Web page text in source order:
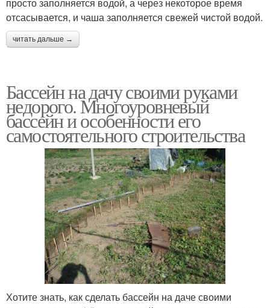
просто заполняется водой, а через некоторое время
отсасывается, и чаша заполняется свежей чистой водой.
читать дальше →
Бассейн на дачу своими руками
недорого. Многоуровневый
бассейн и особенности его
самостоятельного строительства
Хотите знать, как сделать бассейн на даче своими